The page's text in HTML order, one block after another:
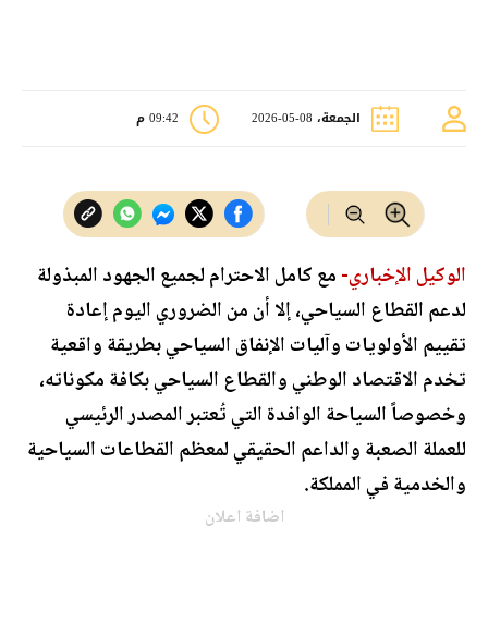
الجمعة، 08-05-2026 09:42 م
الوكيل الإخباري-مع كامل الاحترام لجميع الجهود المبذولة
لدعم القطاع السياحي، إلا أن من الضروري اليوم إعادة
تقييم الأولويات وآليات الإنفاق السياحي بطريقة واقعية
تخدم الاقتصاد الوطني والقطاع السياحي بكافة مكوناته،
وخصوصاً السياحة الوافدة التي تُعتبر المصدر الرئيسي
للعملة الصعبة والداعم الحقيقي لمعظم القطاعات السياحية
والخدمية في المملكة.
اضافة اعلان